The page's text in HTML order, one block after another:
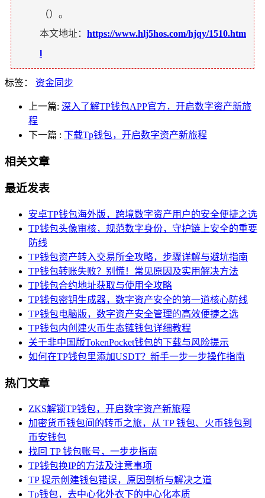
（）。
本文地址： https://www.hlj5hos.com/hjqy/1510.htm
l
标签： 资金同步
上一篇: 深入了解TP钱包APP官方，开启数字资产新旅
程
下一篇 : 下载Tp钱包，开启数字资产新旅程
相关文章
最近发表
安卓TP钱包海外版，跨境数字资产用户的安全便捷之选
TP钱包头像审核，规范数字身份，守护链上安全的重要
防线
TP钱包资产转入交易所全攻略，步骤详解与避坑指南
TP钱包转账失败？别慌！常见原因及实用解决方法
TP钱包合约地址获取与使用全攻略
TP钱包密钥生成器，数字资产安全的第一道核心防线
TP钱包电脑版，数字资产安全管理的高效便捷之选
TP钱包内创建火币生态链钱包详细教程
关于非中国版TokenPocket钱包的下载与风险提示
如何在TP钱包里添加USDT？新手一步一步操作指南
热门文章
ZKS解锁TP钱包，开启数字资产新旅程
加密货币钱包间的转币之旅，从 TP 钱包、火币钱包到
币安钱包
找回 TP 钱包账号，一步步指南
TP钱包换IP的方法及注意事项
TP 提示创建钱包错误，原因剖析与解决之道
Tp钱包，去中心化外衣下的中心化本质